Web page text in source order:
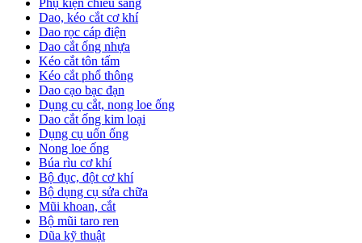
Phụ kiện chiếu sáng
Dao, kéo cắt cơ khí
Dao rọc cáp điện
Dao cắt ống nhựa
Kéo cắt tôn tấm
Kéo cắt phổ thông
Dao cạo bạc đạn
Dụng cụ cắt, nong loe ống
Dao cắt ống kim loại
Dụng cụ uốn ống
Nong loe ống
Búa rìu cơ khí
Bộ đục, đột cơ khí
Bộ dụng cụ sửa chữa
Mũi khoan, cắt
Bộ mũi taro ren
Dũa kỹ thuật